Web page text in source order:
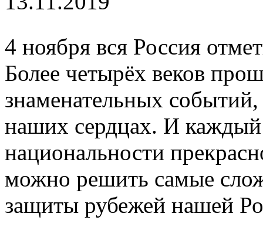
4 ноября вся Россия
Более четырёх веков
знаменательных
наших сердцах. И
национальности
можно решить самые
защиты рубежей нашей